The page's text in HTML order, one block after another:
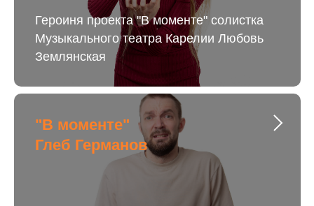
Героиня проекта "В моменте" солистка
Музыкального театра Карелии Любовь
Землянская
"В моменте"
Глеб Германов